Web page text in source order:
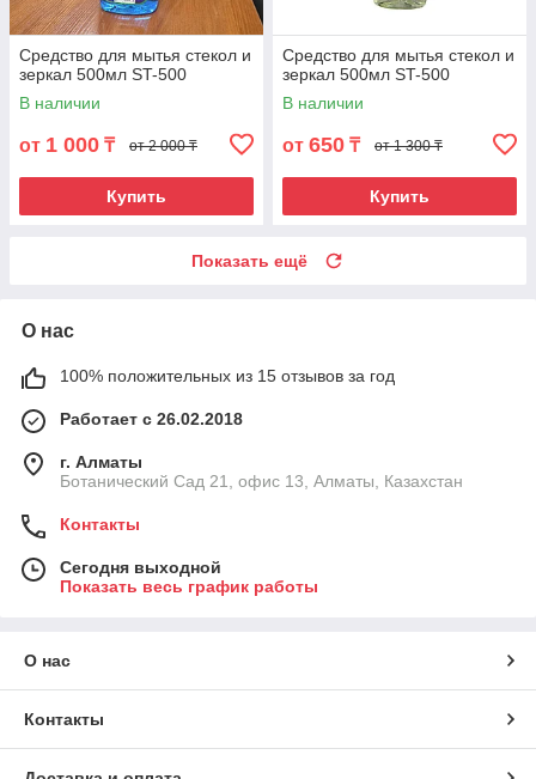
Средство для мытья стекол и
зеркал 500мл ST-500
В наличии
от 1 000 ₸ от 2 000 ₸
Купить
Средство для мытья стекол и
зеркал 500мл ST-500
В наличии
от 650 ₸ от 1 300 ₸
Купить
Показать ещё
О нас
100% положительных из 15 отзывов за год
Работает с 26.02.2018
г. Алматы
Ботанический Сад 21, офис 13, Алматы, Казахстан
Контакты
Сегодня выходной
Показать весь график работы
О нас
Контакты